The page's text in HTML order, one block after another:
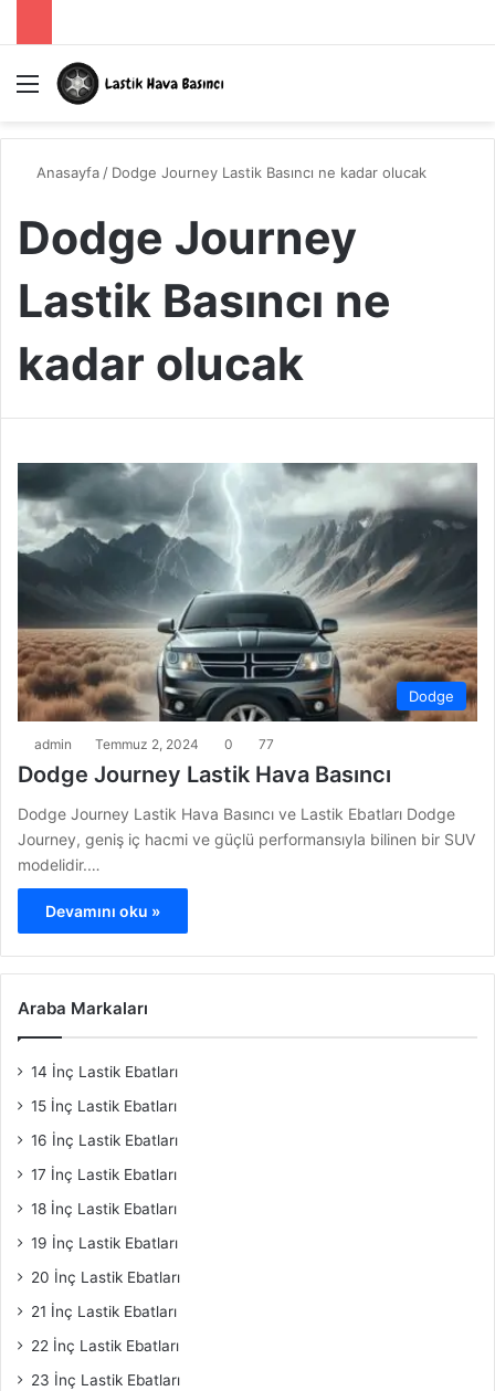
Menü
Anasayfa / Dodge Journey Lastik Basıncı ne kadar olucak
Dodge Journey
Lastik Basıncı ne
kadar olucak
Dodge
admin Temmuz 2, 2024 0 77
Dodge Journey Lastik Hava Basıncı
Dodge Journey Lastik Hava Basıncı ve Lastik Ebatları Dodge
Journey, geniş iç hacmi ve güçlü performansıyla bilinen bir SUV
modelidir.…
Devamını oku »
Araba Markaları
14 İnç Lastik Ebatları
15 İnç Lastik Ebatları
16 İnç Lastik Ebatları
17 İnç Lastik Ebatları
18 İnç Lastik Ebatları
19 İnç Lastik Ebatları
20 İnç Lastik Ebatları
21 İnç Lastik Ebatları
22 İnç Lastik Ebatları
23 İnç Lastik Ebatları